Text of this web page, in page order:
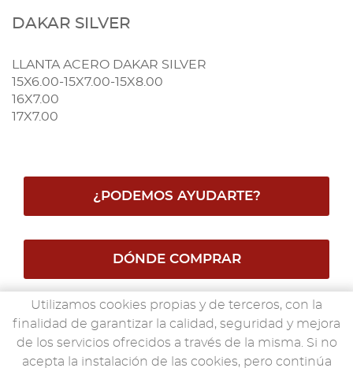
Utilizamos cookies propias y de terceros, con la
finalidad de garantizar la calidad, seguridad y mejora
de los servicios ofrecidos a través de la misma. Si no
acepta la instalación de las cookies, pero continúa
DAKAR SILVER
LLANTA ACERO DAKAR SILVER
15X6.00-15X7.00-15X8.00
16X7.00
17X7.00
¿PODEMOS AYUDARTE?
DÓNDE COMPRAR
SUBE TUS FOTOS